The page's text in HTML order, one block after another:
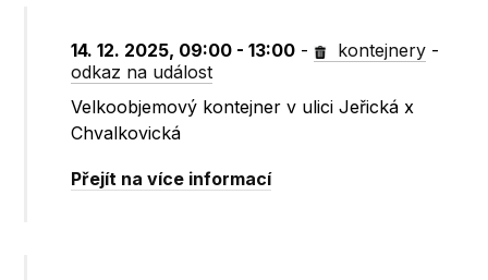
14. 12. 2025, 09:00 - 13:00 - kontejnery -
odkaz na událost
Velkoobjemový kontejner v ulici Jeřická x
Chvalkovická
Přejít na více informací